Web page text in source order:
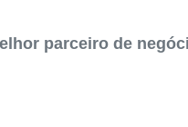
parceiro de